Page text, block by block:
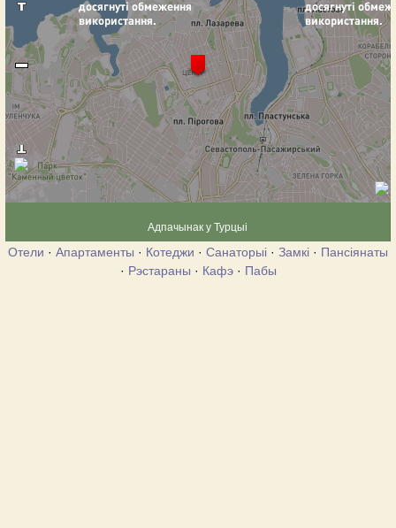
Адпачынак у Турцыі
Отели · Апартаменты · Котеджи · Санаторыі · Замкі · Пансіянаты
· Рэстараны · Кафэ· Пабы